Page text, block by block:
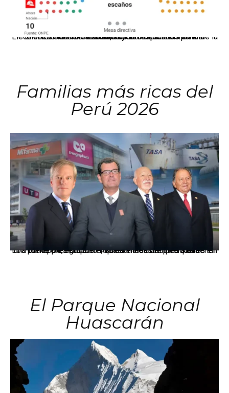
El JNE oficializó la distribución de escaños para la elección de 60 senadores y 130 diputados en las Elecciones Generales 2026, tras el restablecimiento de la Bicameralidad.
Familias más ricas del
Perú 2026
Los principales grupos empresariales del país mantienen una fuerte presencia en Áncash mediante inversiones en comercio, educación, salud e industria pesquera.
El Parque Nacional
Huascarán